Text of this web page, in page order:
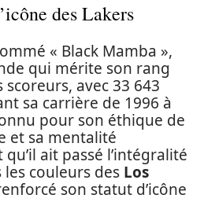
des Lakers
« Black Mamba »,
qui mérite son rang
avec 33 643
sa carrière de 1996 à
pour son éthique de
et sa mentalité
ait passé l’intégralité
couleurs des Los
son statut d’icône